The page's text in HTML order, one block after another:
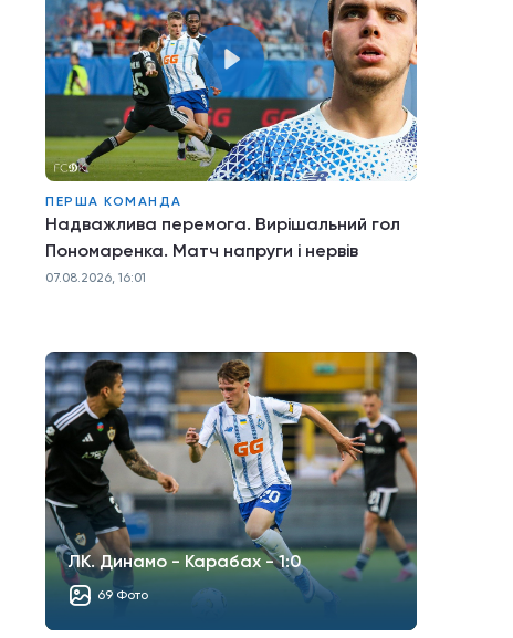
ПЕРША КОМАНДА
Надважлива перемога. Вирішальний гол
Пономаренка. Матч напруги і нервів
07.08.2026, 16:01
ЛК. Динамо - Карабах - 1:0
69 Фото